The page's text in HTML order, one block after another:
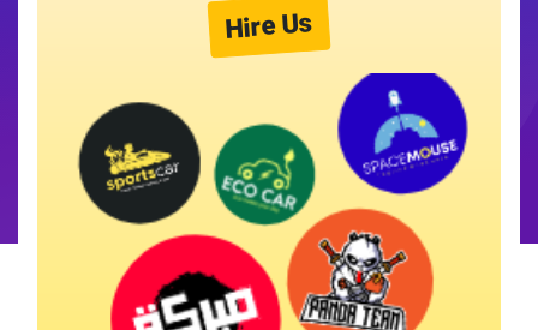
Hire Us